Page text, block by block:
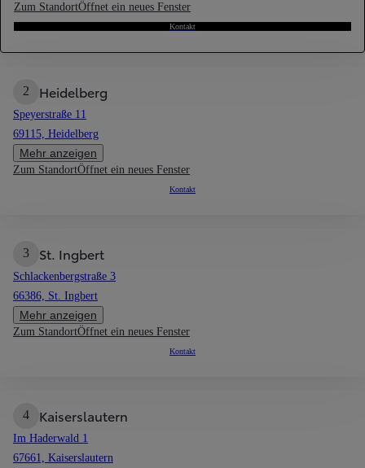
Kontakt
Zum StandortÖffnet ein neues Fenster
2 Heidelberg
Speyerstraße 11
69115, Heidelberg
Mehr anzeigen
Kontakt
Zum StandortÖffnet ein neues Fenster
3 St. Ingbert
Schlackenbergstraße 3
66386, St. Ingbert
Mehr anzeigen
Kontakt
Zum StandortÖffnet ein neues Fenster
4 Kaiserslautern
Im Haderwald 1
67661, Kaiserslautern